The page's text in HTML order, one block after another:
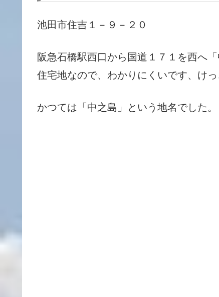
池田市住吉１－９－２０
阪急石橋駅西口から国道１７１を西へ
住宅地なので、わかりにくいです、け
かつては「中之島」という地名でした。